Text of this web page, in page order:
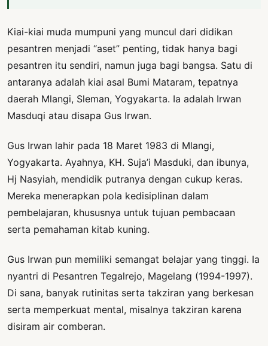
Kiai-kiai muda mumpuni yang muncul dari didikan
pesantren menjadi “aset” penting, tidak hanya bagi
pesantren itu sendiri, namun juga bagi bangsa. Satu di
antaranya adalah kiai asal Bumi Mataram, tepatnya
daerah Mlangi, Sleman, Yogyakarta. Ia adalah Irwan
Masduqi atau disapa Gus Irwan.
Gus Irwan lahir pada 18 Maret 1983 di Mlangi,
Yogyakarta. Ayahnya, KH. Suja’i Masduki, dan ibunya,
Hj Nasyiah, mendidik putranya dengan cukup keras.
Mereka menerapkan pola kedisiplinan dalam
pembelajaran, khususnya untuk tujuan pembacaan
serta pemahaman kitab kuning.
Gus Irwan pun memiliki semangat belajar yang tinggi. Ia
nyantri di Pesantren Tegalrejo, Magelang (1994-1997).
Di sana, banyak rutinitas serta takziran yang berkesan
serta memperkuat mental, misalnya takziran karena
disiram air comberan.